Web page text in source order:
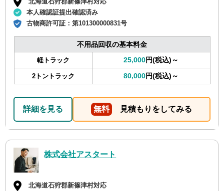
本人確認証提出確認済み
古物商許可証：第101300000831号
不用品回収の基本料金
軽トラック 25,000円(税込)～
2トントラック 80,000円(税込)～
詳細を見る 無料 見積もりをしてみる
株式会社アスタート
北海道石狩郡新篠津村対応